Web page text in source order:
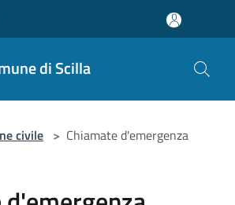
di Scilla
civile > Chiamate d'emergenza